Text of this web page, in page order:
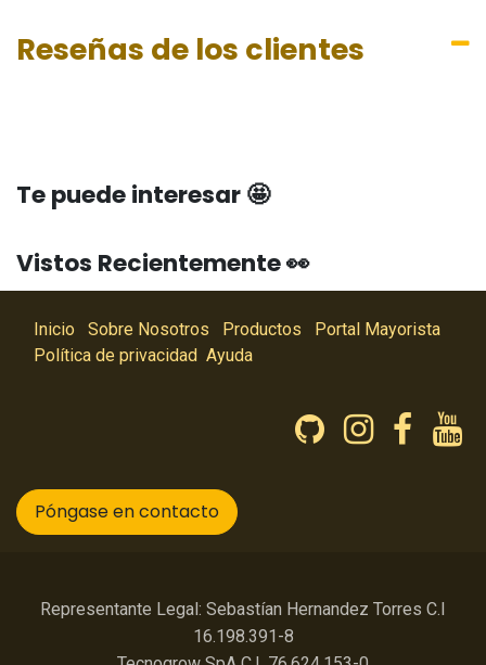
Reseñas de los clientes
Te puede interesar 🤩
Vistos Recientemente 👀
Inicio Sobre Nosotros Productos
Portal Mayorista
Política de privacidad Ayuda
Póngase en contacto
Representante Legal: Sebastían Hernandez Torres C.I
16.198.391-8